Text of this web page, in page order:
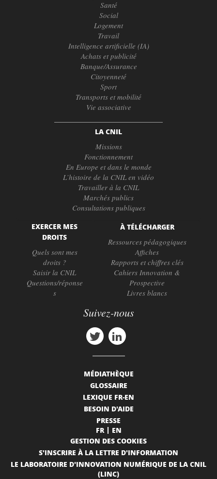
Santé
Social
Logement
Travail
Intelligence artificielle (IA)
Achats et publicité
Banque/Assurance
Citoyenneté
Sport
Transports et mobilité
Vie associative
LA CNIL
Missions
Fonctionnement
En Europe et dans le monde
L’histoire de la CNIL en vidéo
Travailler à la CNIL
Marchés publics
Consultations publiques
EXERCER MES
DROITS
Quels sont mes
droits ?
Saisir la CNIL
Questions/réponse
s
À TÉLÉCHARGER
Ressources pédagogiques
Affiches
Rapports et chiffres clés
Cahiers Innovation &
Prospective
Livres blancs
Suivez-nous
MÉDIATHÈQUE
GLOSSAIRE
LEXIQUE FR-EN
BESOIN D'AIDE
PRESSE
FR
EN
GESTION DES COOKIES
S'INSCRIRE À LA LETTRE D'INFORMATION
LE LABORATOIRE D'INNOVATION NUMÉRIQUE DE LA CNIL
(LINC)